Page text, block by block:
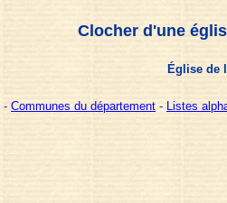
Clocher d'une
Église de
- Communes du département - Listes